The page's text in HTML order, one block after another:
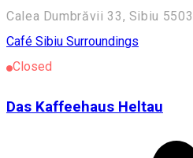
Calea Dumbrăvii 33, Sibiu
Café Sibiu Surroundings
Closed
Das Kaffeehaus Heltau